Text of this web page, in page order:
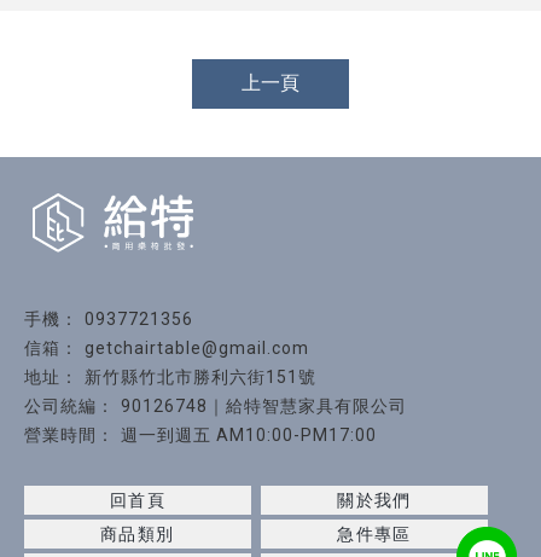
上一頁
0937721356
getchairtable@gmail.com
新竹縣竹北市勝利六街151號
90126748｜給特智慧家具有限公司
週一到週五 AM10:00-PM17:00
回首頁
關於我們
商品類別
急件專區